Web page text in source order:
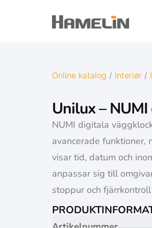
Online katalog / Interiør /
Unilux –
NUMI digitala
avancerade funktioner,
visar tid, datum och
anpassar sig till
stoppur och